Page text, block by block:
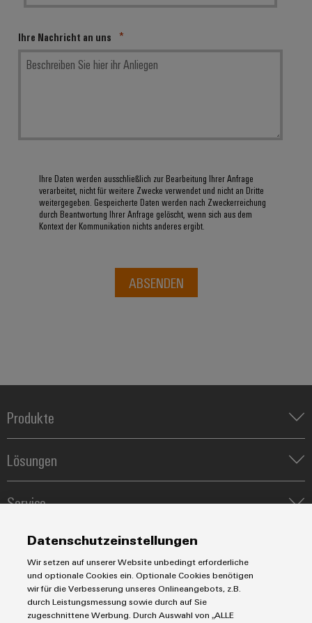
Ihre Nachricht an uns
Ihre Daten werden ausschließlich zur Bearbeitung Ihrer Anfrage
verarbeitet, nicht für weitere Zwecke verwendet und nicht an Dritte
weitergegeben. Gespeicherte Daten werden nach Zweckerreichung
durch Beantwortung Ihrer Anfrage gelöscht, wenn sich aus dem
Kontext der Kommunikation nichts anderes ergibt.
ABSENDEN
Produkte
Reihenklemmen
Leiterplattensteckverbinder & Leiterplattenklemmen
Blitz- und Überspannungsschutz
Steuerungen
Werkzeuge
Lösungen
Automatisierung
Energiemanagement-Lösungen
E-Mobility
Lösungen für Photovoltaikanlagen
Smart Cabinet Building
Workplace Solutions
Service
Modifizierte und bestückte Gehäuse
Fast Delivery Service
Connectivity Consulting
Weidmüller Configurator
Märkte
Maschinen und Fabrikautomation
Energie
Transport
Datenschutzerklärung
Datenschutzeinstellungen
Wir setzen auf unserer Website unbedingt erforderliche
und optionale Cookies ein. Optionale Cookies benötigen
wir für die Verbesserung unseres Onlineangebots, z.B.
durch Leistungsmessung sowie durch auf Sie
zugeschnittene Werbung. Durch Auswahl von „ALLE